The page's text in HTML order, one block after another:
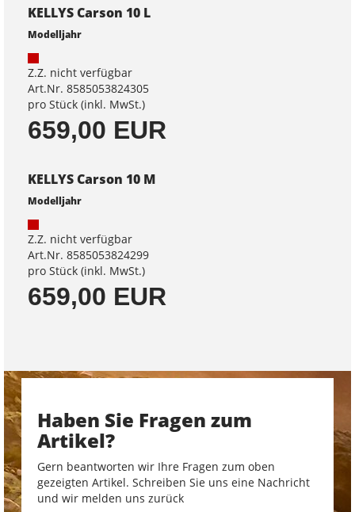
KELLYS Carson 10 L
Modelljahr
Z.Z. nicht verfügbar
Art.Nr. 8585053824305
pro Stück (inkl. MwSt.)
659,00 EUR
KELLYS Carson 10 M
Modelljahr
Z.Z. nicht verfügbar
Art.Nr. 8585053824299
pro Stück (inkl. MwSt.)
659,00 EUR
Haben Sie Fragen zum
Artikel?
Gern beantworten wir Ihre Fragen zum oben
gezeigten Artikel. Schreiben Sie uns eine Nachricht
und wir melden uns zurück